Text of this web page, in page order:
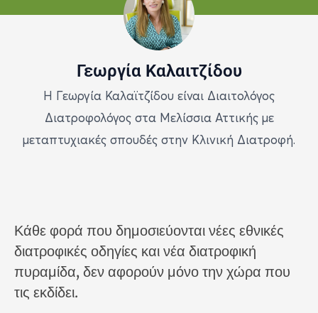
Γεωργία Καλαιτζίδου
Η Γεωργία Καλαϊτζίδου είναι Διαιτολόγος
Διατροφολόγος στα Μελίσσια Αττικής με
μεταπτυχιακές σπουδές στην Κλινική Διατροφή.
Κάθε φορά που δημοσιεύονται νέες εθνικές
διατροφικές οδηγίες και νέα διατροφική
πυραμίδα, δεν αφορούν μόνο την χώρα που
τις εκδίδει.